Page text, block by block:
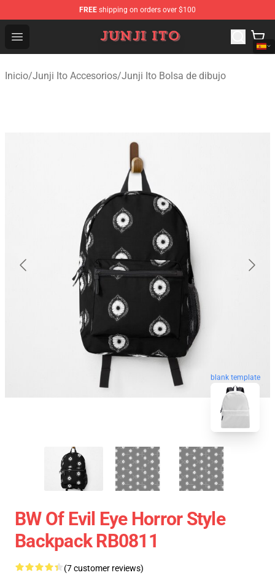
FREE shipping on orders over $100
Open menu
Junji Ito Store - Official Junji Ito Merchandise Shop
Inicio/Junji Ito Accesorios/Junji Ito Bolsa de dibujo
blank template
BW Of Evil Eye Horror Style
Backpack RB0811
(7 customer reviews)